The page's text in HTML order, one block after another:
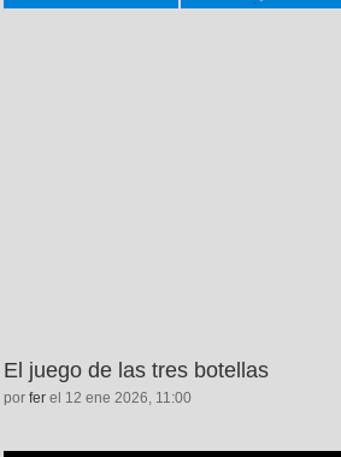
El juego de las tres botellas
por fer el 12 ene 2026, 11:00